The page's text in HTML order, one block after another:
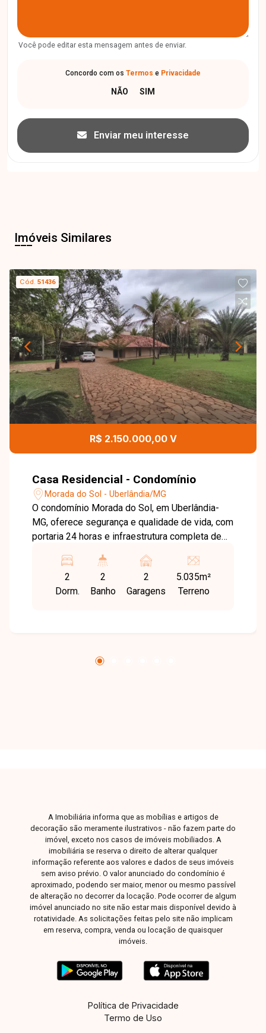
Você pode editar esta mensagem antes de enviar.
Concordo com os Termos e Privacidade
Enviar meu interesse
Imóveis Similares
Cód.51436
R$ 2.150.000,00 V
Casa Residencial - Condomínio
Morada do Sol - Uberlândia/MG
O condomínio Morada do Sol, em Uberlândia-
MG, oferece segurança e qualidade de vida, com
portaria 24 horas e infraestrutura completa de
piscinas, campo de futebol, quadras
poliesportivas, tênis e beach tennis, playground,
sala de jogos, quiosques com churrasqueira e
ambientes, 2 suíte sendo 1 com banheira de
2
Dorm.
2
Banho
2
Garagens
5.035m²
Terreno
A Imobiliária informa que as mobílias e artigos de
decoração são meramente ilustrativos - não fazem parte do
imóvel, exceto nos casos de imóveis mobiliados. A
imobiliária se reserva o direito de alterar qualquer
informação referente aos valores e dados de seus imóveis
sem aviso prévio. O valor anunciado do condomínio é
aproximado, podendo ser maior, menor ou mesmo passível
de alteração no decorrer da locação. Pode ocorrer de algum
imóvel anunciado no site não estar mais disponível devido à
rotatividade. As solicitações feitas pelo site não implicam
em reserva, compra, venda ou locação de quaisquer
imóveis.
Política de Privacidade
Termo de Uso